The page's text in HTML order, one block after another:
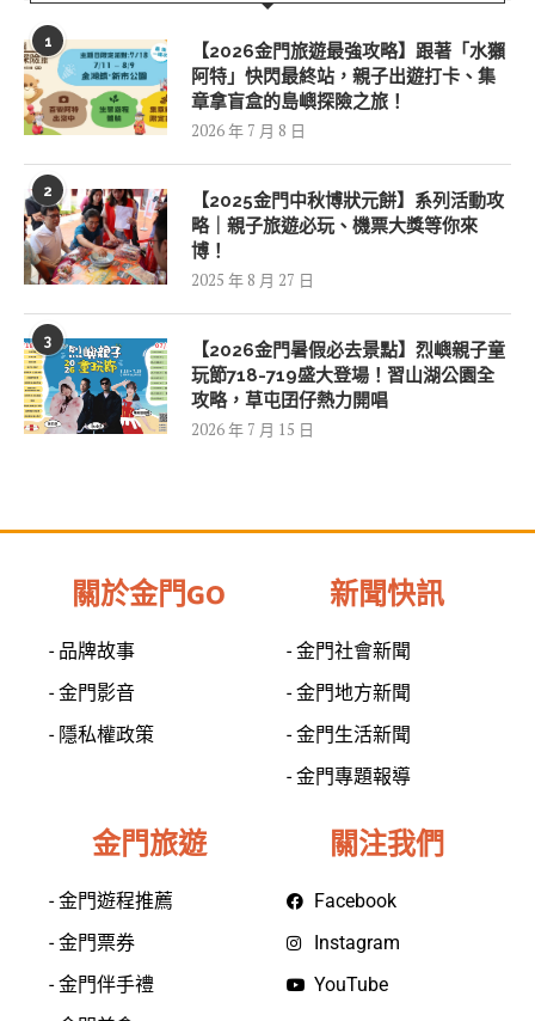
1
【2026金門旅遊最強攻略】跟著「水獺
阿特」快閃最終站，親子出遊打卡、集
章拿盲盒的島嶼探險之旅！
2026 年 7 月 8 日
2
【2025金門中秋博狀元餅】系列活動攻
略｜親子旅遊必玩、機票大獎等你來
博！
2025 年 8 月 27 日
3
【2026金門暑假必去景點】烈嶼親子童
玩節718-719盛大登場！習山湖公園全
攻略，草屯囝仔熱力開唱
2026 年 7 月 15 日
關於金門GO
- 品牌故事
- 金門影音
- 隱私權政策
新聞快訊
- 金門社會新聞
- 金門地方新聞
- 金門生活新聞
- 金門專題報導
金門旅遊
- 金門遊程推薦
- 金門票券
- 金門伴手禮
關注我們
Facebook
Instagram
YouTube